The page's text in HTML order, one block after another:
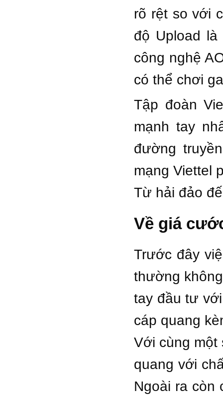
rõ rệt so với
độ Upload
công nghệ
có thể chơi
Tập đoàn
mạnh tay
đường
mạng Viettel
Từ hải đảo
Về giá
Trước đây
thường
tay đầu tư
cáp quang
Với cùng một
quang với
Ngoài ra còn